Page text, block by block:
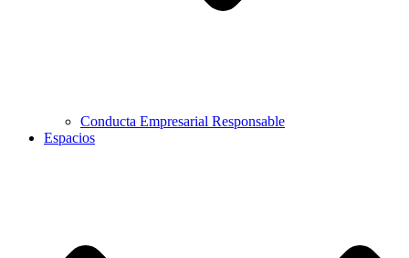
Conducta Empresarial Responsable
Espacios